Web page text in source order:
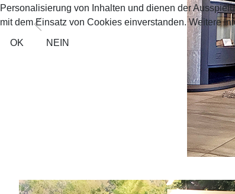
Personalisierung von Inhalten und dienen der
mit dem Einsatz von Cookies einverstanden. Weitere
OK NEIN